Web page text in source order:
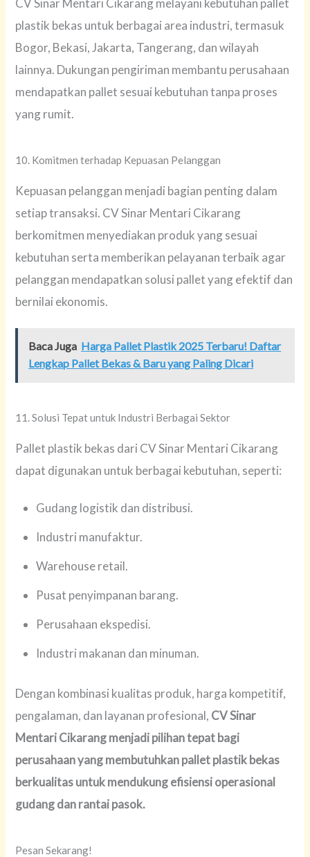
CV Sinar Mentari Cikarang melayani kebutuhan pallet
plastik bekas untuk berbagai area industri, termasuk
Bogor, Bekasi, Jakarta, Tangerang, dan wilayah
lainnya. Dukungan pengiriman membantu perusahaan
mendapatkan pallet sesuai kebutuhan tanpa proses
yang rumit.
10. Komitmen terhadap Kepuasan Pelanggan
Kepuasan pelanggan menjadi bagian penting dalam
setiap transaksi. CV Sinar Mentari Cikarang
berkomitmen menyediakan produk yang sesuai
kebutuhan serta memberikan pelayanan terbaik agar
pelanggan mendapatkan solusi pallet yang efektif dan
bernilai ekonomis.
Baca Juga Harga Pallet Plastik 2025 Terbaru! Daftar
Lengkap Pallet Bekas & Baru yang Paling Dicari
11. Solusi Tepat untuk Industri Berbagai Sektor
Pallet plastik bekas dari CV Sinar Mentari Cikarang
dapat digunakan untuk berbagai kebutuhan, seperti:
Gudang logistik dan distribusi.
Industri manufaktur.
Warehouse retail.
Pusat penyimpanan barang.
Perusahaan ekspedisi.
Industri makanan dan minuman.
Dengan kombinasi kualitas produk, harga kompetitif,
pengalaman, dan layanan profesional, CV Sinar
Mentari Cikarang menjadi pilihan tepat bagi
perusahaan yang membutuhkan pallet plastik bekas
berkualitas untuk mendukung efisiensi operasional
gudang dan rantai pasok.
Pesan Sekarang!